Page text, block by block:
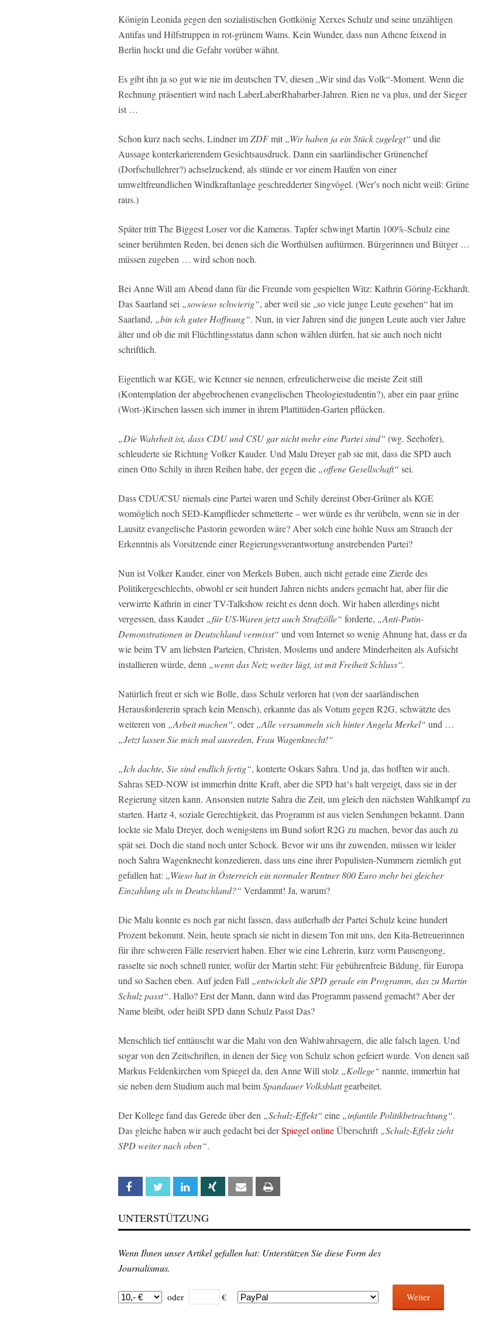
Königin Leonida gegen den sozialistischen Gottkönig Xerxes Schulz und seine unzähligen
Antifas und Hilfstruppen in rot-grünem Wams. Kein Wunder, dass nun Athene feixend in
Berlin hockt und die Gefahr vorüber wähnt.
Es gibt ihn ja so gut wie nie im deutschen TV, diesen „Wir sind das Volk“-Moment. Wenn die
Rechnung präsentiert wird nach LaberLaberRhabarber-Jahren. Rien ne va plus, und der Sieger
ist …
Schon kurz nach sechs, Lindner imZDFmit „Wir haben ja ein Stück zugelegt“ und die
Aussage konterkarierendem Gesichtsausdruck. Dann ein saarländischer Grünenchef
(Dorfschullehrer?) achselzuckend, als stünde er vor einem Haufen von einer
umweltfreundlichen Windkraftanlage geschredderter Singvögel. (Wer’s noch nicht weiß: Grüne
raus.)
Später tritt The Biggest Loser vor die Kameras. Tapfer schwingt Martin 100%-Schulz eine
seiner berühmten Reden, bei denen sich die Worthülsen auftürmen. Bürgerinnen und Bürger …
müssen zugeben … wird schon noch.
Bei Anne Will am Abend dann für die Freunde vom gespielten Witz: Kathrin Göring-Eckhardt.
Das Saarland sei „sowieso schwierig“, aber weil sie „so viele junge Leute gesehen“ hat im
Saarland, „bin ich guter Hoffnung“. Nun, in vier Jahren sind die jungen Leute auch vier Jahre
älter und ob die mit Flüchtlingsstatus dann schon wählen dürfen, hat sie auch noch nicht
schriftlich.
Eigentlich war KGE, wie Kenner sie nennen, erfreulicherweise die meiste Zeit still
(Kontemplation der abgebrochenen evangelischen Theologiestudentin?), aber ein paar grüne
(Wort-)Kirschen lassen sich immer in ihrem Plattitüden-Garten pflücken.
„Die Wahrheit ist, dass CDU und CSU gar nicht mehr eine Partei sind“ (wg. Seehofer),
schleuderte sie Richtung Volker Kauder. Und Malu Dreyer gab sie mit, dass die SPD auch
einen Otto Schily in ihren Reihen habe, der gegen die „offene Gesellschaft“ sei.
Dass CDU/CSU niemals eine Partei waren und Schily dereinst Ober-Grüner als KGE
womöglich noch SED-Kampflieder schmetterte – wer würde es ihr verübeln, wenn sie in der
Lausitz evangelische Pastorin geworden wäre? Aber solch eine hohle Nuss am Strauch der
Erkenntnis als Vorsitzende einer Regierungsverantwortung anstrebenden Partei?
Nun ist Volker Kauder, einer von Merkels Buben, auch nicht gerade eine Zierde des
Politikergeschlechts, obwohl er seit hundert Jahren nichts anders gemacht hat, aber für die
verwirrte Kathrin in einer TV-Talkshow reicht es denn doch. Wir haben allerdings nicht
vergessen, dass Kauder„für US-Waren jetzt auch Strafzölle“ forderte, „Anti-Putin-
Demonstrationen in Deutschland vermisst“ und vom Internet so wenig Ahnung hat, dass er da
wie beim TV am liebsten Parteien, Christen, Moslems und andere Minderheiten als Aufsicht
installieren würde, denn „wenn das Netz weiter lügt, ist mit Freiheit Schluss“.
Natürlich freut er sich wie Bolle, dass Schulz verloren hat (von der saarländischen
Herausfordererin sprach kein Mensch), erkannte das als Votum gegen R2G, schwätzte des
weiteren von „Arbeit machen“, oder„Alle versammeln sich hinter Angela Merkel“ und …
„Jetzt lassen Sie mich mal ausreden, Frau Wagenknecht!“
„Ich dachte, Sie sind endlich fertig“, konterte Oskars Sahra. Und ja, das hofften wir auch.
Sahras SED-NOW ist immerhin dritte Kraft, aber die SPD hat‘s halt vergeigt, dass sie in der
Regierung sitzen kann. Ansonsten nutzte Sahra die Zeit, um gleich den nächsten Wahlkampf zu
starten. Hartz 4, soziale Gerechtigkeit, das Programm ist aus vielen Sendungen bekannt. Dann
lockte sie Malu Dreyer, doch wenigstens im Bund sofort R2G zu machen, bevor das auch zu
spät sei. Doch die stand noch unter Schock. Bevor wir uns ihr zuwenden, müssen wir leider
noch Sahra Wagenknecht konzedieren, dass uns eine ihrer Populisten-Nummern ziemlich gut
gefallen hat: „Wieso hat in Österreich ein normaler Rentner 800 Euro mehr bei gleicher
Einzahlung als in Deutschland?“ Verdammt! Ja, warum?
Die Malu konnte es noch gar nicht fassen, dass außerhalb der Partei Schulz keine hundert
Prozent bekommt. Nein, heute sprach sie nicht in diesem Ton mit uns, den Kita-Betreuerinnen
für ihre schweren Fälle reserviert haben. Eher wie eine Lehrerin, kurz vorm Pausengong,
rasselte sie noch schnell runter, wofür der Martin steht: Für gebührenfreie Bildung, für Europa
und so Sachen eben. Auf jeden Fall „entwickelt die SPD gerade ein Programm, das zu Martin
Schulz passt“. Hallo? Erst der Mann, dann wird das Programm passend gemacht? Aber der
Name bleibt, oder heißt SPD dann Schulz Passt Das?
Menschlich tief enttäuscht war die Malu von den Wahlwahrsagern, die alle falsch lagen. Und
sogar von den Zeitschriften, in denen der Sieg von Schulz schon gefeiert wurde. Von denen saß
Markus Feldenkirchen vom Spiegel da, den Anne Will stolz „Kollege“ nannte, immerhin hat
sie neben dem Studium auch mal beimSpandauer Volksblattgearbeitet.
Der Kollege fand das Gerede über den „Schulz-Effekt“ eine „infantile Politikbetrachtung“.
Das gleiche haben wir auch gedacht bei derSpiegel onlineÜberschrift „Schulz-Effekt zieht
SPD weiter nach oben“.
Facebook Twitter Linkedin Xing Email
UNTERSTÜTZUNG
Wenn Ihnen unser Artikel gefallen hat: Unterstützen Sie diese Form des
Journalismus.
oder € Weiter